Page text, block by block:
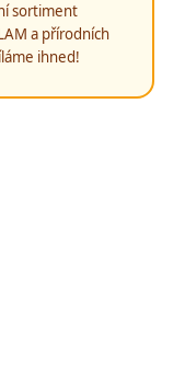
sortiment
a přírodních
ihned!